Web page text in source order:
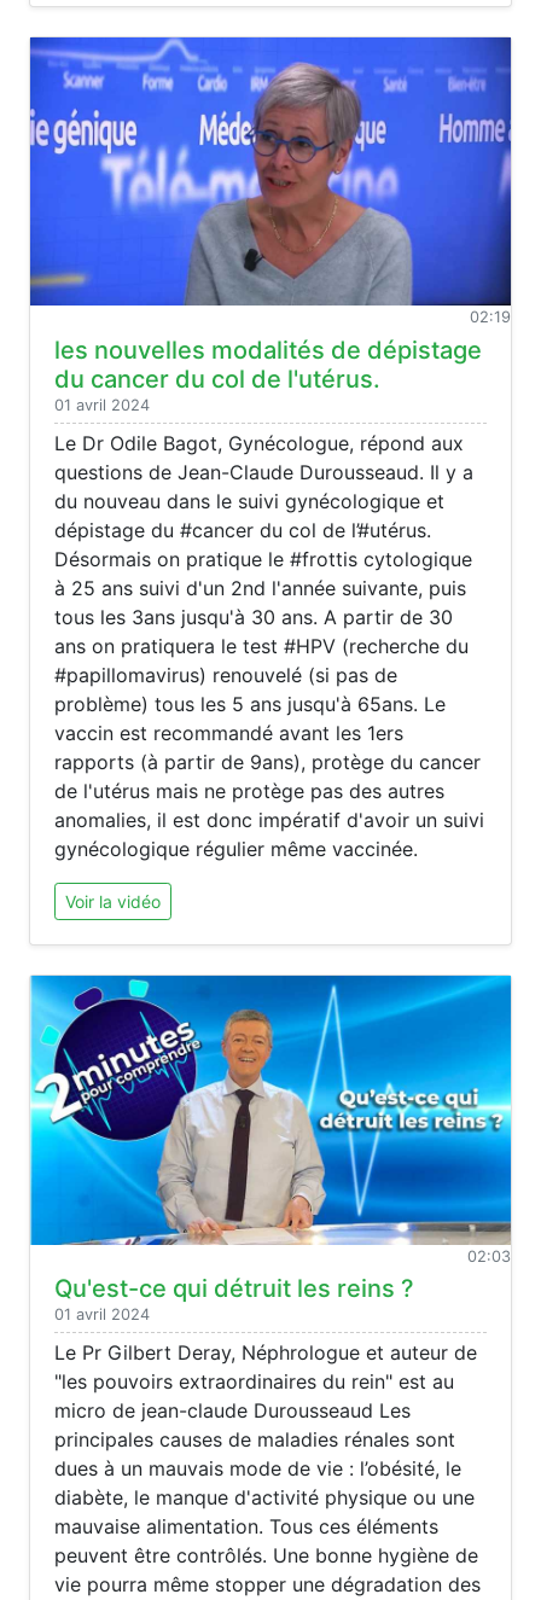
02:19
les nouvelles modalités de dépistage
du cancer du col de l'utérus.
01 avril 2024
Le Dr Odile Bagot, Gynécologue, répond aux
questions de Jean-Claude Durousseaud. Il y a
du nouveau dans le suivi gynécologique et
dépistage du #cancer du col de l’#utérus.
Désormais on pratique le #frottis cytologique
à 25 ans suivi d'un 2nd l'année suivante, puis
tous les 3ans jusqu'à 30 ans. A partir de 30
ans on pratiquera le test #HPV (recherche du
#papillomavirus) renouvelé (si pas de
problème) tous les 5 ans jusqu'à 65ans. Le
vaccin est recommandé avant les 1ers
rapports (à partir de 9ans), protège du cancer
de l'utérus mais ne protège pas des autres
anomalies, il est donc impératif d'avoir un suivi
gynécologique régulier même vaccinée.
Voir la vidéo
02:03
Qu'est-ce qui détruit les reins ?
01 avril 2024
Le Pr Gilbert Deray, Néphrologue et auteur de
"les pouvoirs extraordinaires du rein" est au
micro de jean-claude Durousseaud Les
principales causes de maladies rénales sont
dues à un mauvais mode de vie : l’obésité, le
diabète, le manque d'activité physique ou une
mauvaise alimentation. Tous ces éléments
peuvent être contrôlés. Une bonne hygiène de
vie pourra même stopper une dégradation des